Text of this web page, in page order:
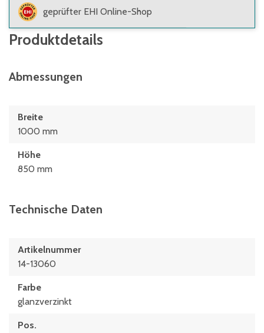
geprüfter EHI Online-Shop
Produktdetails
Abmessungen
Breite
1000 mm
Höhe
850 mm
Technische Daten
Artikelnummer
14-13060
Farbe
glanzverzinkt
Pos.